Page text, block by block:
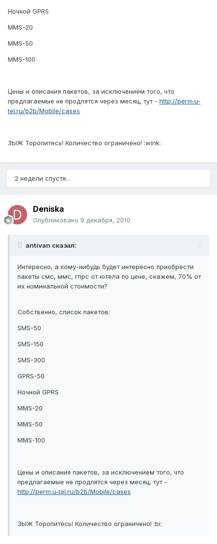
Ночной GPRS
MMS-20
MMS-50
MMS-100
Цены и описания пакетов, за исключением того, что
предлагаемые не продлятся через месяц, тут - http://perm.u-
tel.ru/b2b/Mobile/cases
ЗЫЖ Торопитесь! Количество ограничено! :wink:
2 недели спустя...
Deniska
Опубликовано 9 декабря, 2010
antivan сказал:
Интересно, а кому-нибудь будет интересно приобрести
пакеты смс, ммс, гпрс от ютела по цене, скажем, 70% от
их номинальной стоимости?
Собственно, список пакетов:
SMS-50
SMS-150
SMS-300
GPRS-50
Ночной GPRS
MMS-20
MMS-50
MMS-100
Цены и описания пакетов, за исключением того, что
предлагаемые не продлятся через месяц, тут -
http://perm.u-tel.ru/b2b/Mobile/cases
ЗЫЖ Торопитесь! Количество ограничено! :bi: